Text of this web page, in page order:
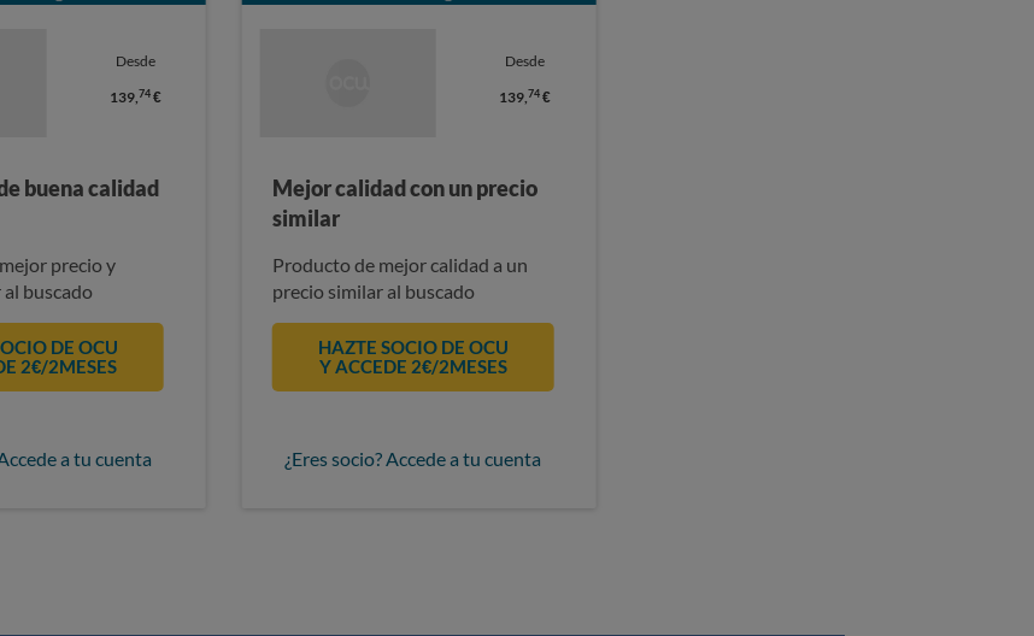
Desde
139,74€
buena calidad
precio y
buscado
DE OCU
2€/2MESES
a tu cuenta
Desde
139,74€
Mejor calidad con un precio
similar
Producto de mejor calidad a un
precio similar al buscado
HAZTE SOCIO DE OCU
Y ACCEDE 2€/2MESES
¿Eres socio? Accede a tu cuenta